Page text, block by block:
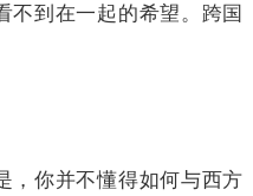
到在一起的希望。 跨国
，你并不懂得如何与西方